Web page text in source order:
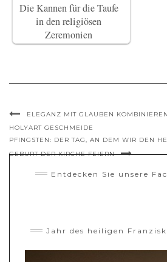
Die Kannen für die Taufe
in den religiösen
Zeremonien
ELEGANZ MIT GLAUBEN
HOLYART GESCHMEIDE
PFINGSTEN: DER TAG, AN DEM WIR DEN
GEBURT DER KIRCHE FEIERN
Entdecken Sie unsere
Jahr des heiligen